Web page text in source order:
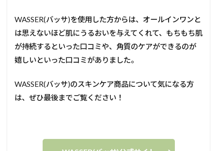
WASSER(バッサ)を使用した方からは、オールインワンと
は思えないほど肌にうるおいを与えてくれて、もちもち肌
が持続するといった口コミや、角質のケアができるのが
嬉しいといった口コミがありました。
WASSER(バッサ)のスキンケア商品について気になる方
は、ぜひ最後までご覧ください！